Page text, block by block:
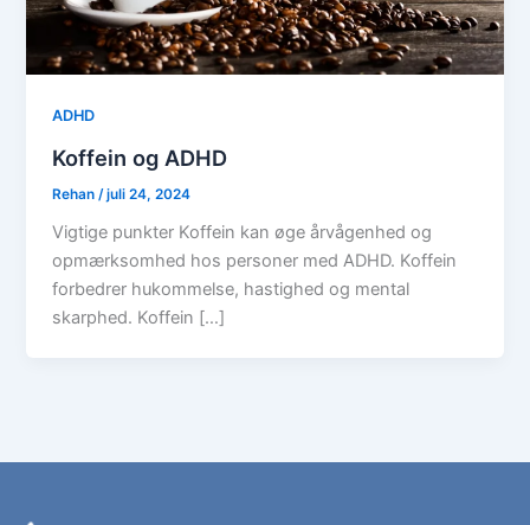
ADHD
Koffein og ADHD
Rehan /juli 24, 2024
Vigtige punkter Koffein kan øge årvågenhed og
opmærksomhed hos personer med ADHD. Koffein
forbedrer hukommelse, hastighed og mental
skarphed. Koffein […]